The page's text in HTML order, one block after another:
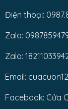
Điện thoại:
Zalo:
Zalo:
Email:
Facebook: Cửa